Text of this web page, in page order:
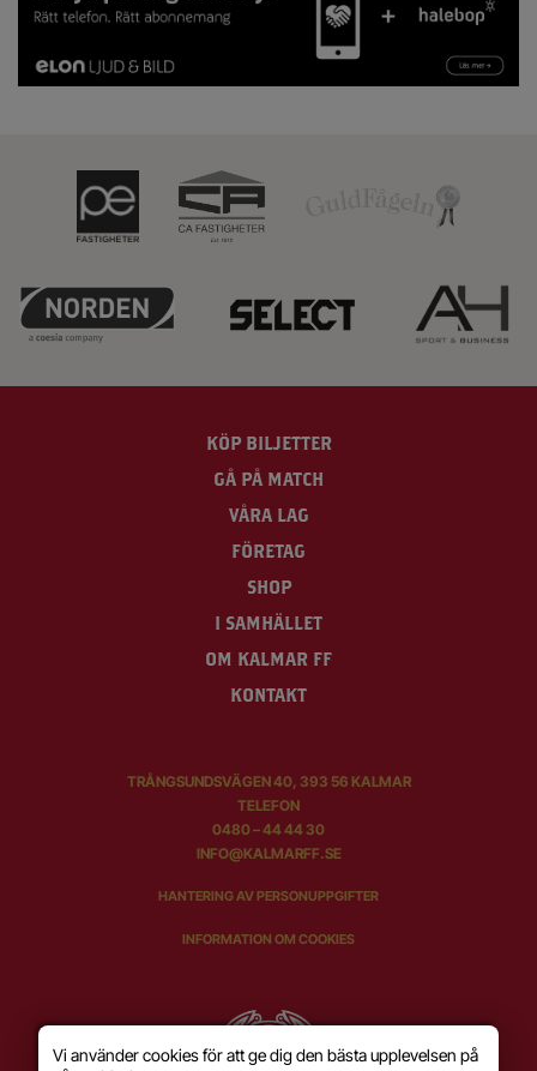
KÖP BILJETTER
GÅ PÅ MATCH
VÅRA LAG
FÖRETAG
SHOP
I SAMHÄLLET
OM KALMAR FF
KONTAKT
TRÅNGSUNDSVÄGEN 40, 393 56 KALMAR
TELEFON
0480 – 44 44 30
INFO@KALMARFF.SE
HANTERING AV PERSONUPPGIFTER
INFORMATION OM COOKIES
Vi använder cookies för att ge dig den bästa upplevelsen på